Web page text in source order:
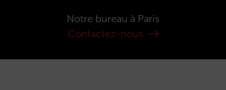
Notre bureau à Paris
Contactez-nous